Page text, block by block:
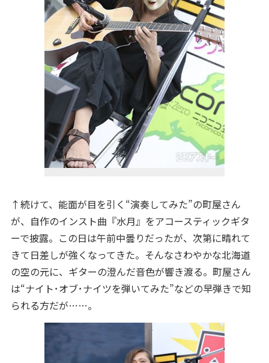
↑続けて、能面が目を引く“演奏してみた”の町屋さん
が、自作のインスト曲『水月』をアコースティックギタ
ーで披露。この日は午前中曇りだったが、次第に晴れて
きて日差しが強くなってきた。そんなさわやかな北海道
の空の元に、ギターの澄んだ音色が響き渡る。町屋さん
は“ナイト･オブ･ナイツを弾いてみた”などの早弾きで知
られる方だが……。